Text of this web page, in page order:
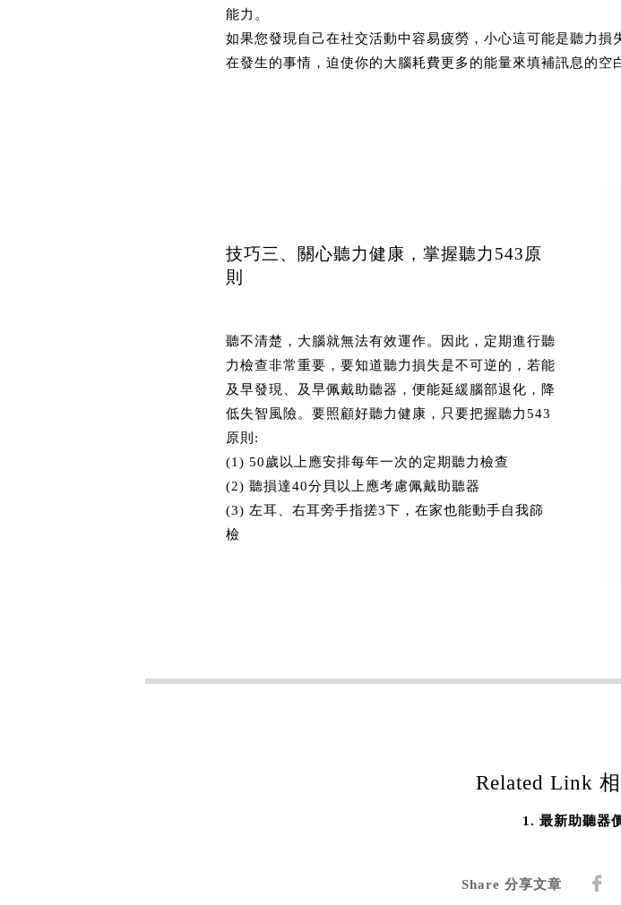
能力。
如果您發現自己在社交活動中容易疲勞，小心這可能是聽力
在發生的事情，迫使你的大腦耗費更多的能量來填補訊息的空
技巧三、關心聽力健康，掌握聽力543原
則
聽不清楚，大腦就無法有效運作。因此，定期進行聽
力檢查非常重要，要知道聽力損失是不可逆的，若能
及早發現、及早佩戴助聽器，便能延緩腦部退化，降
低失智風險。要照顧好聽力健康，只要把握聽力543
原則:
(1) 50歲以上應安排每年一次的定期聽力檢查
(2) 聽損達40分貝以上應考慮佩戴助聽器
(3) 左耳、右耳旁手指搓3下，在家也能動手自我篩
檢
Related Link
最新助聽器
Share 分享文章